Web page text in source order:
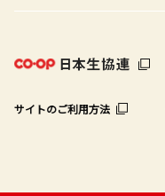
サイトのご利用方法